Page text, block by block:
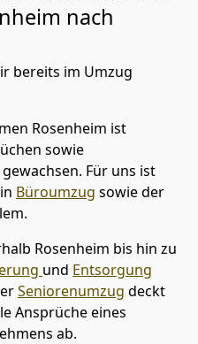
nach
bereits im Umzug
Rosenheim ist
sowie
Für uns ist
Büroumzug sowie der
Rosenheim bis hin zu
und Entsorgung
Seniorenumzug deckt
Ansprüche eines
ab.